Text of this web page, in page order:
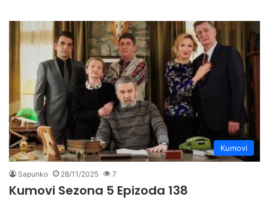
Kumovi
Sapunko 28/11/2025 7
Kumovi Sezona 5 Epizoda 138